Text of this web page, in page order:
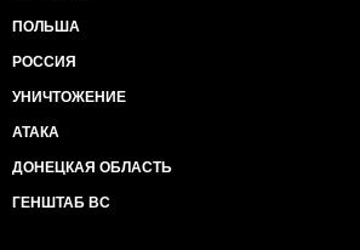
ПОЛЬША
РОССИЯ
УНИЧТОЖЕНИЕ
АТАКА
ДОНЕЦКАЯ ОБЛАСТЬ
ГЕНШТАБ ВС